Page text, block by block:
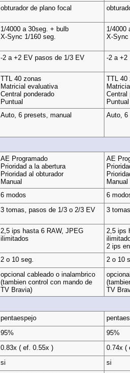
obturador de plano focal
1/4000 a 30seg. + bulb
X-Sync 1/160 seg.
1/4000
X-Sync
-2 a +2 EV pasos de 1/3 EV -2 a +2
TTL 40 zonas
Matricial evaluativa
Central ponderado
Puntual
TTL 40
Central
Puntual
Auto, 6 presets, manual Auto, 6
AE Programado
Prioridad a la abertura
Prioridad al obturador
Manual
AE
Manual
6 modos
6
3 tomas, pasos de 1/3 o 2/3 EV 3
2,5 ips hasta 6 RAW, JPEG
ilimitados
2,5 ips
2 ips
2 o 10 seg.
2 o 10
opcional cableado o inalambrico
(tambien control con mando de
TV Bravia)
TV
pentaespejo
95%
95%
0.83x ( ef. 0.55x )
0.74x (
si
si